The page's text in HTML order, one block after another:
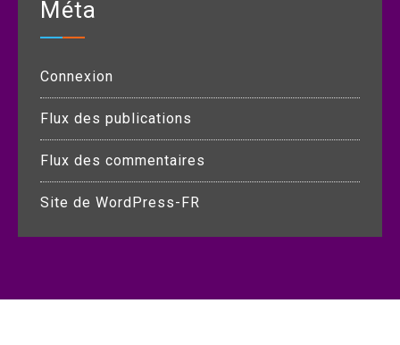
Méta
Connexion
Flux des publications
Flux des commentaires
Site de WordPress-FR